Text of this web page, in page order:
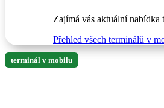
Zajímá vás aktuální nabídka
Přehled všech terminálů v
terminál v mobilu